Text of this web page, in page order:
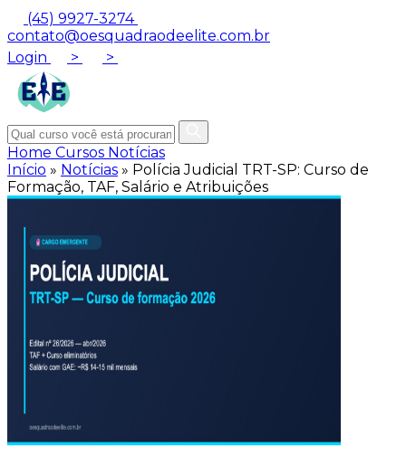
(45) 9927-3274
contato@oesquadraodeelite.com.br
Login
> >
Home Cursos Notícias
Início » Notícias » Polícia Judicial TRT-SP: Curso de
Formação, TAF, Salário e Atribuições